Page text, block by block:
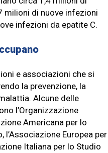
milioni di nuove infezioni
infezioni da epatite C.
e associazioni che si
la prevenzione, la
Alcune delle
l’Organizzazione
Americana per lo
Europea per
Italiana per lo Studio